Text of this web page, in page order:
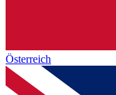
Österreich